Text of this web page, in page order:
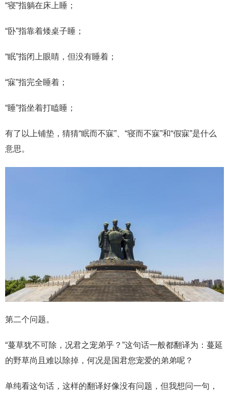
“寝”指躺在床上睡；
“卧”指靠着矮桌子睡；
“眠”指闭上眼睛，但没有睡着；
“寐”指完全睡着；
“睡”指坐着打瞌睡；
有了以上铺垫，猜猜“眠而不寐”、“寝而不寐”和“假寐”是什么
意思。
第二个问题。
“蔓草犹不可除，况君之宠弟乎？”这句话一般都翻译为：蔓延
的野草尚且难以除掉，何况是国君您宠爱的弟弟呢？
单纯看这句话，这样的翻译好像没有问题，但我想问一句，